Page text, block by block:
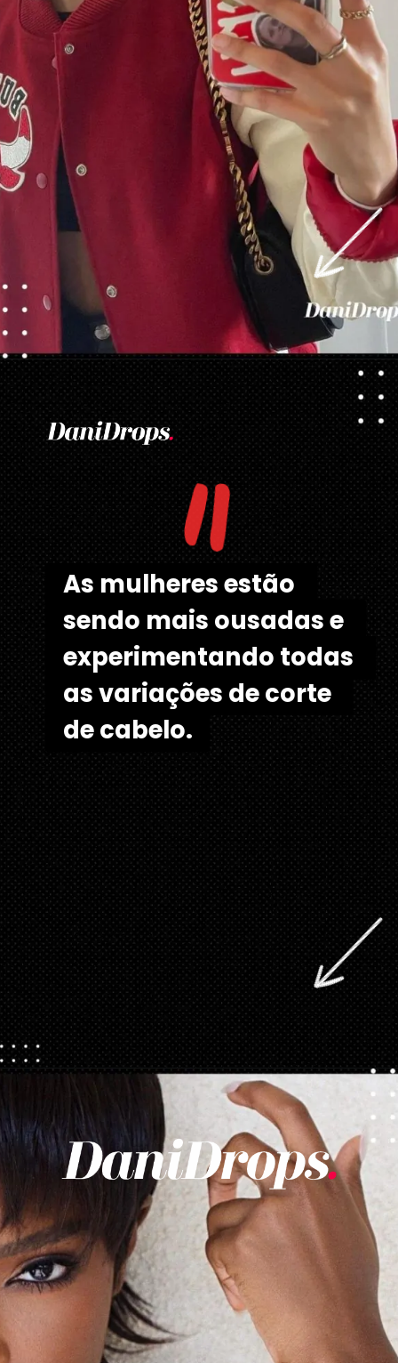
Opening
"
As mulheres estão
sendo mais ousadas e
experimentando todas
as variações de corte
de cabelo.
As mulheres estão
sendo mais ousadas e
experimentando todas
as variações de corte
de cabelo.
https://danidrops.com.br/tendencia-corte-de-cabelo-feminino-2025/